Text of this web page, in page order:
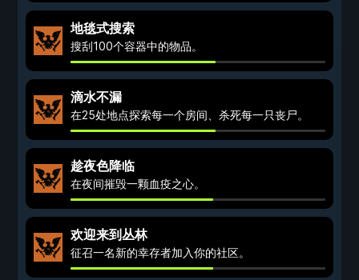
地毯式搜索
搜刮100个容器中的物品。
滴水不漏
在25处地点探索每一个房间、杀死每一只丧尸。
趁夜色降临
在夜间摧毁一颗血疫之心。
欢迎来到丛林
征召一名新的幸存者加入你的社区。